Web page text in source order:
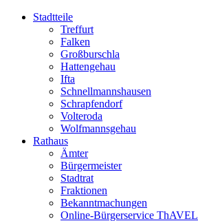
Stadtteile
Treffurt
Falken
Großburschla
Hattengehau
Ifta
Schnellmannshausen
Schrapfendorf
Volteroda
Wolfmannsgehau
Rathaus
Ämter
Bürgermeister
Stadtrat
Fraktionen
Bekanntmachungen
Online-Bürgerservice ThAVEL